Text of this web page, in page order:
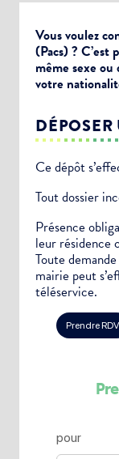
Vous voulez
(Pacs) ? C’est
même sexe
votre
Ce dépôt
Tout dossier
Présence
leur résidence
Toute
mairie peut
téléservice.